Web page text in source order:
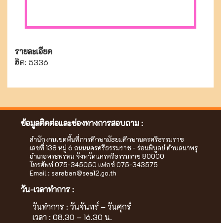
รายละเอียด
ฮิต: 5336
ข้อมูลติดต่อและช่องทางการสอบถาม :
สำนักงานเขตพื้นที่การศึกษามัธยมศึกษานครศรีธรรมราช
เลขที่ 138 หมู่ 6 ถนนนครศรีธรรมราช - ร่อนพิบูลย์ ตำบลนาพรุ
อำเภอพระพรหม จังหวัดนครศรีธรรมราช 80000
โทรศัพท์ 075-345050 แฟกซ์ 075-343575
Email : saraban@sea12.go.th
วัน-เวลาทำการ :
วันทำการ : วันจันทร์ – วันศุกร์
เวลา : 08.30 – 16.30 น.